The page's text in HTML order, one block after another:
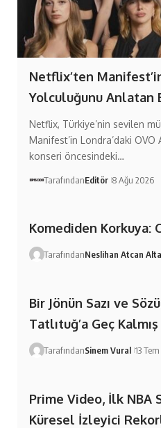
Netflix’ten
Yolculuğunu Anlatan
Netflix, Türkiye’nin sevilen
Manifest’in Londra’daki
konseri öncesindeki…
TarafındanEditör 8 Ağu 2026
Komediden Korkuya:
TarafındanNeslihan Atcan
Bir Jönün Sazı ve
Tatlıtuğ’a Geç
TarafındanSinem Vural 13
Prime Video, İlk NBA
Küresel İzleyici